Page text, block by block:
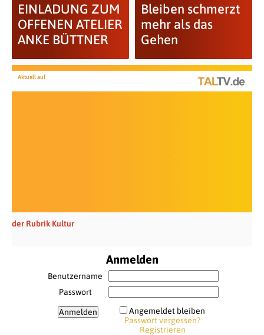
EINLADUNG ZUM
OFFENEN ATELIER
ANKE BÜTTNER
Bleiben schmerzt
mehr als das
Gehen
Aktuell auf
der Rubrik Kultur
Anmelden
Benutzername
Passwort
Angemeldet bleiben
Passwort vergessen?
Registrieren